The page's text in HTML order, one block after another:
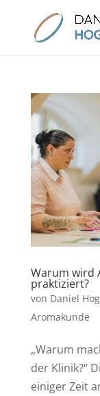
Warum wird
praktiziert?
von Daniel
Aromakunde
„Warum
der Klinik?“
einiger Zeit